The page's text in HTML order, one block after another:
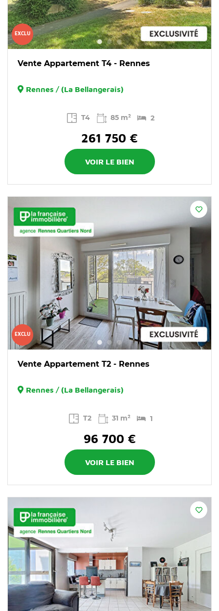
EXCLU
Vente Appartement T4 - Rennes
Rennes / (La Bellangerais)
T4 85 m² 2
261 750 €
VOIR LE BIEN
EXCLU
Vente Appartement T2 - Rennes
Rennes / (La Bellangerais)
T2 31 m² 1
96 700 €
VOIR LE BIEN